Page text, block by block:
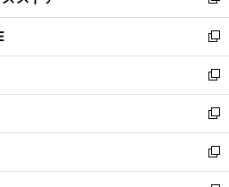
ン
ド
ウ
で
開
く
ウ
ィ
ン
ド
ウ
で
開
く
し
い
ウ
ィ
ン
ド
ウ
で
開
新
し
い
ウ
ィ
ン
ド
ウ
新
し
い
ウ
ィ
ン
新
し
い
ウ
新
し